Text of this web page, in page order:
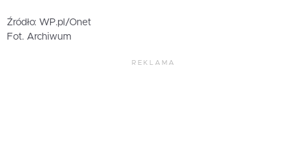
Źródło: WP.pl/Onet
Fot. Archiwum
REKLAMA